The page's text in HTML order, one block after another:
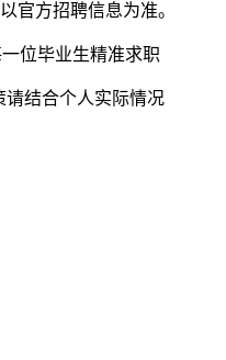
官方招聘信息为准。
一位毕业生精准求职
请结合个人实际情况